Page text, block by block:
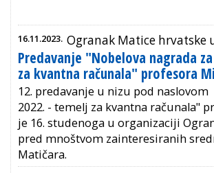
16.11.2023. Ogranak Matice hrvatske
Predavanje "Nobelova nagrada
za kvantna računala" profesora
12. predavanje u nizu pod
2022. - temelj za kvantna računala"
je 16. studenoga u organizaciji
pred mnoštvom zainteresiranih
Matičara.